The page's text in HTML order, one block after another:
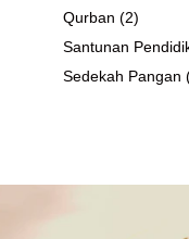
Qurban (2)
Santunan
Sedekah Pangan